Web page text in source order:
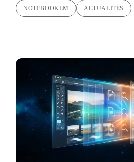
NOTEBOOKLM ACTUALITES